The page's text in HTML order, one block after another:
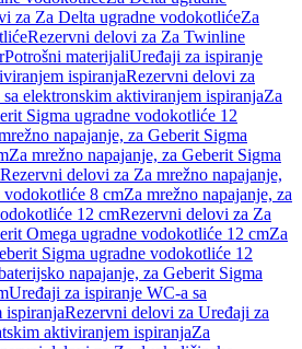
za Za Delta ugradne vodokotlićeZa
Rezervni delovi za Za Twinline
Potrošni materijaliUređaji za ispiranje
ispiranjaRezervni delovi za
elektronskim aktiviranjem ispiranjaZa
Sigma ugradne vodokotliće 12
napajanje, za Geberit Sigma
Za mrežno napajanje, za Geberit Sigma
Rezervni delovi za Za mrežno napajanje,
vodokotliće 8 cmZa mrežno napajanje, za
12 cmRezervni delovi za Za
Omega ugradne vodokotliće 12 cmZa
Sigma ugradne vodokotliće 12
napajanje, za Geberit Sigma
Uređaji za ispiranje WC-a sa
ispiranjaRezervni delovi za Uređaji za
aktiviranjem ispiranjaZa